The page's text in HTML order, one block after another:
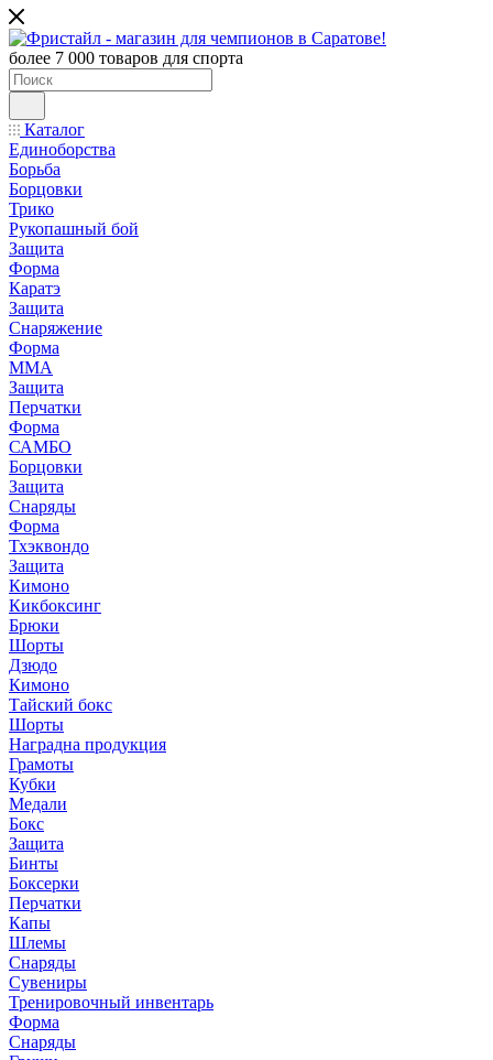
более 7 000 товаров для спорта
Каталог
Единоборства
Борьба
Борцовки
Трико
Рукопашный бой
Защита
Форма
Каратэ
Защита
Снаряжение
Форма
ММА
Защита
Перчатки
Форма
САМБО
Борцовки
Защита
Снаряды
Форма
Тхэквондо
Защита
Кимоно
Кикбоксинг
Брюки
Шорты
Дзюдо
Кимоно
Тайский бокс
Шорты
Наградна продукция
Грамоты
Кубки
Медали
Бокс
Защита
Бинты
Боксерки
Перчатки
Капы
Шлемы
Снаряды
Сувениры
Тренировочный инвентарь
Форма
Снаряды